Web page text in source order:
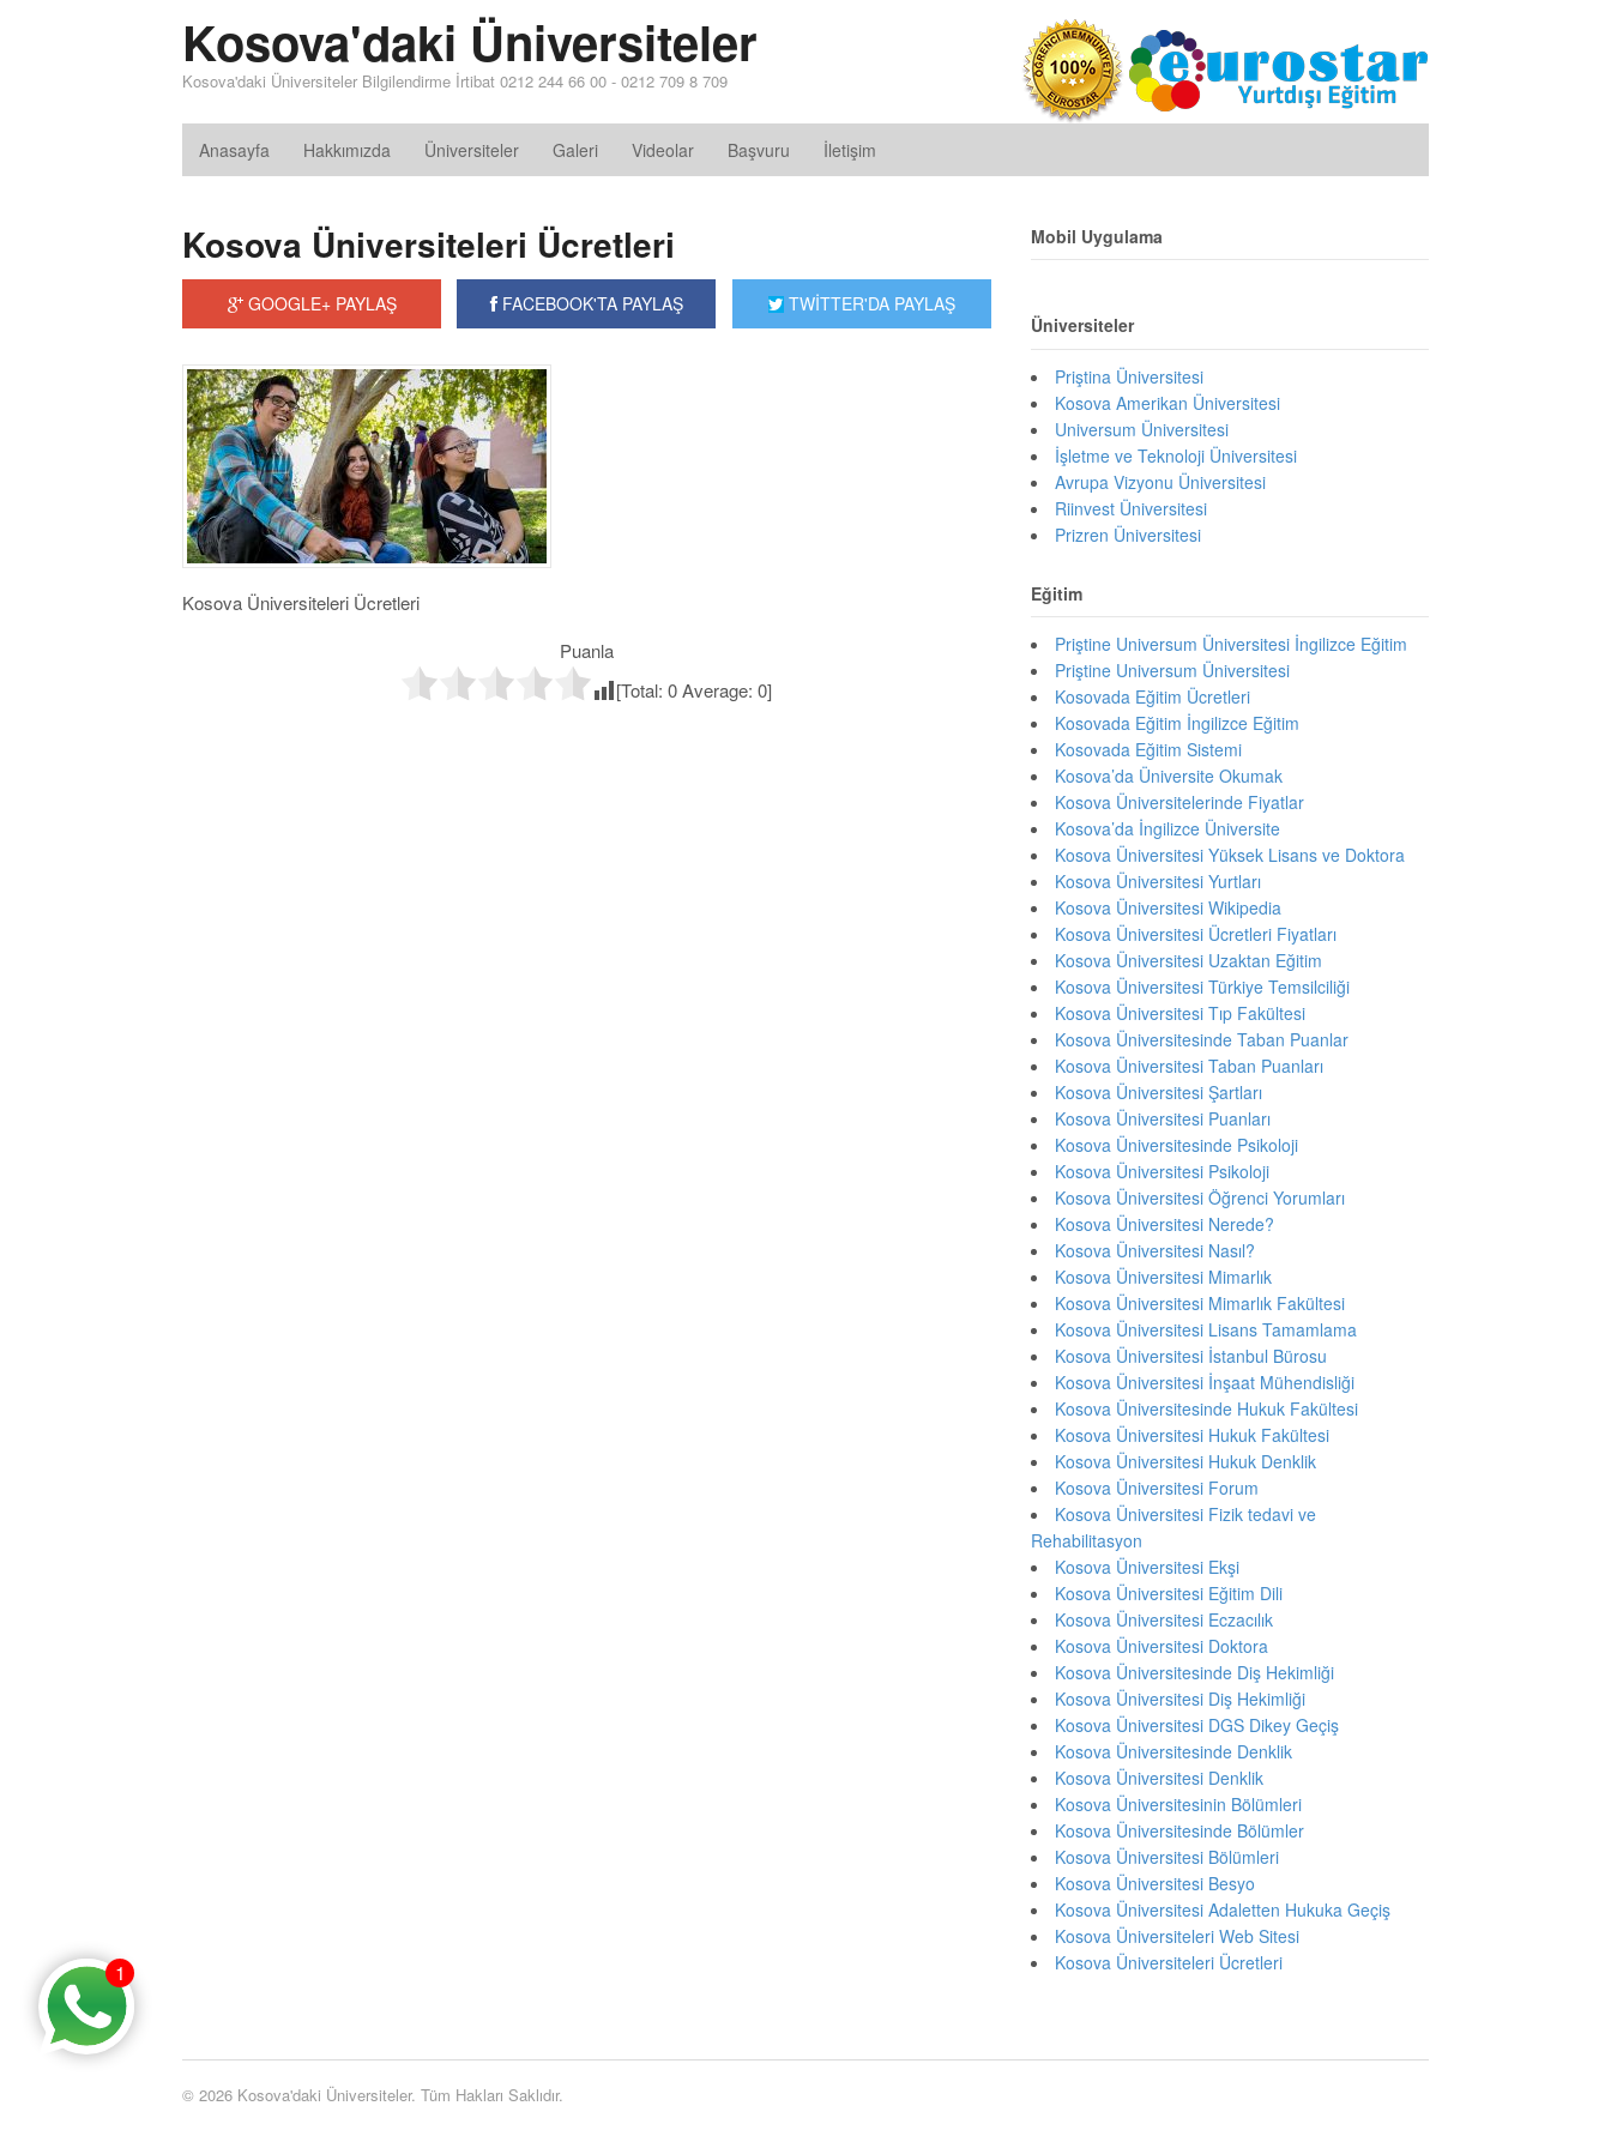
Kosova'daki Üniversiteler
Kosova'daki Üniversiteler Bilgilendirme İrtibat 0212 244 66 00 - 0212 709 8 709
Anasayfa Hakkımızda Üniversiteler Galeri Videolar Başvuru İletişim
Kosova Üniversiteleri Ücretleri
GOOGLE+ PAYLAŞ FACEBOOK'TA PAYLAŞ TWİTTER'DA PAYLAŞ
Kosova Üniversiteleri Ücretleri
Puanla
[Total:0Average:0]
Mobil Uygulama
Üniversiteler
Priştina Üniversitesi
Kosova Amerikan Üniversitesi
Universum Üniversitesi
İşletme ve Teknoloji Üniversitesi
Avrupa Vizyonu Üniversitesi
Riinvest Üniversitesi
Prizren Üniversitesi
Eğitim
Priştine Universum Üniversitesi İngilizce Eğitim
Priştine Universum Üniversitesi
Kosovada Eğitim Ücretleri
Kosovada Eğitim İngilizce Eğitim
Kosovada Eğitim Sistemi
Kosova’da Üniversite Okumak
Kosova Üniversitelerinde Fiyatlar
Kosova’da İngilizce Üniversite
Kosova Üniversitesi Yüksek Lisans ve Doktora
Kosova Üniversitesi Yurtları
Kosova Üniversitesi Wikipedia
Kosova Üniversitesi Ücretleri Fiyatları
Kosova Üniversitesi Uzaktan Eğitim
Kosova Üniversitesi Türkiye Temsilciliği
Kosova Üniversitesi Tıp Fakültesi
Kosova Üniversitesinde Taban Puanlar
Kosova Üniversitesi Taban Puanları
Kosova Üniversitesi Şartları
Kosova Üniversitesi Puanları
Kosova Üniversitesinde Psikoloji
Kosova Üniversitesi Psikoloji
Kosova Üniversitesi Öğrenci Yorumları
Kosova Üniversitesi Nerede?
Kosova Üniversitesi Nasıl?
Kosova Üniversitesi Mimarlık
Kosova Üniversitesi Mimarlık Fakültesi
Kosova Üniversitesi Lisans Tamamlama
Kosova Üniversitesi İstanbul Bürosu
Kosova Üniversitesi İnşaat Mühendisliği
Kosova Üniversitesinde Hukuk Fakültesi
Kosova Üniversitesi Hukuk Fakültesi
Kosova Üniversitesi Hukuk Denklik
Kosova Üniversitesi Forum
Kosova Üniversitesi Fizik tedavi ve
Rehabilitasyon
Kosova Üniversitesi Ekşi
Kosova Üniversitesi Eğitim Dili
Kosova Üniversitesi Eczacılık
Kosova Üniversitesi Doktora
Kosova Üniversitesinde Diş Hekimliği
Kosova Üniversitesi Diş Hekimliği
Kosova Üniversitesi DGS Dikey Geçiş
Kosova Üniversitesinde Denklik
Kosova Üniversitesi Denklik
Kosova Üniversitesinin Bölümleri
Kosova Üniversitesinde Bölümler
Kosova Üniversitesi Bölümleri
Kosova Üniversitesi Besyo
Kosova Üniversitesi Adaletten Hukuka Geçiş
Kosova Üniversiteleri Web Sitesi
Kosova Üniversiteleri Ücretleri
© 2026 Kosova'daki Üniversiteler. Tüm Hakları Saklıdır.
1